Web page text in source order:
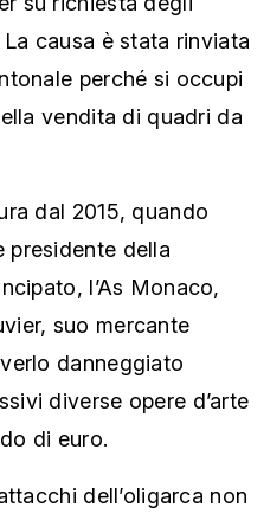
causa è stata rinviata
perché si occupi
vendita di quadri da
dal 2015, quando
presidente della
l’As Monaco,
suo mercante
danneggiato
diverse opere d’arte
di euro.
dell’oligarca non